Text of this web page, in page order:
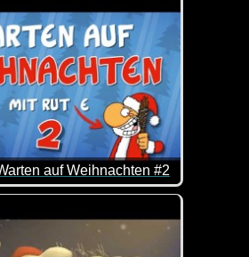
auf Weihnachten #2
& Santa, um die Zeit bis zur